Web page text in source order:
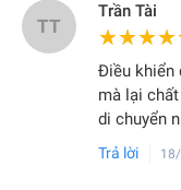
TT
Trần Tài
Điều khiển
mà lại
di chuyển
Trả lời